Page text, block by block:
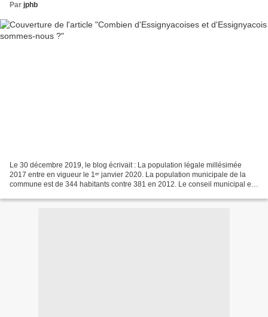
Par jphb
Le 30 décembre 2019, le blog écrivait : La population légale millésimée
2017 entre en vigueur le 1ᵉʳ janvier 2020. La population municipale de la
commune est de 344 habitants contre 381 en 2012. Le conseil municipal est